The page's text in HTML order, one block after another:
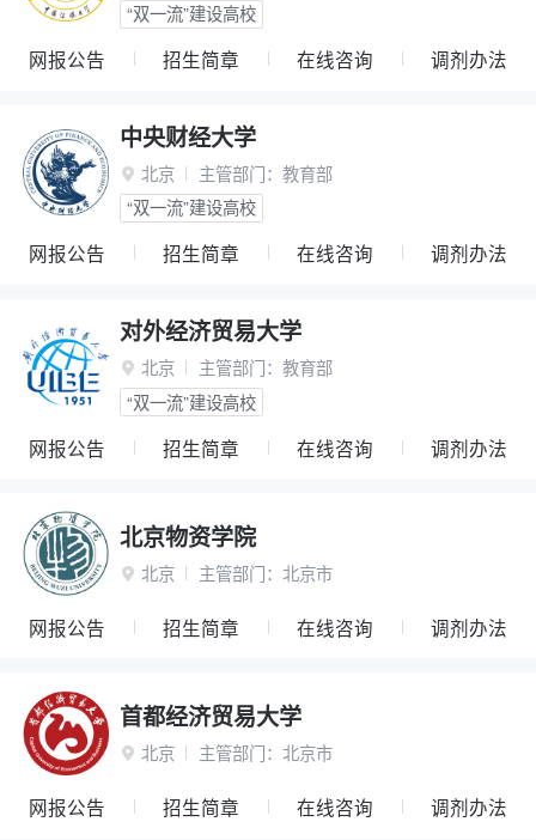
“双一流”建设高校
网报公告 招生简章 在线咨询 调剂办法
中央财经大学
 北京 主管部门： 教育部
“双一流”建设高校
网报公告 招生简章 在线咨询 调剂办法
对外经济贸易大学
 北京 主管部门： 教育部
“双一流”建设高校
网报公告 招生简章 在线咨询 调剂办法
北京物资学院
 北京 主管部门： 北京市
网报公告 招生简章 在线咨询 调剂办法
首都经济贸易大学
 北京 主管部门： 北京市
网报公告 招生简章 在线咨询 调剂办法